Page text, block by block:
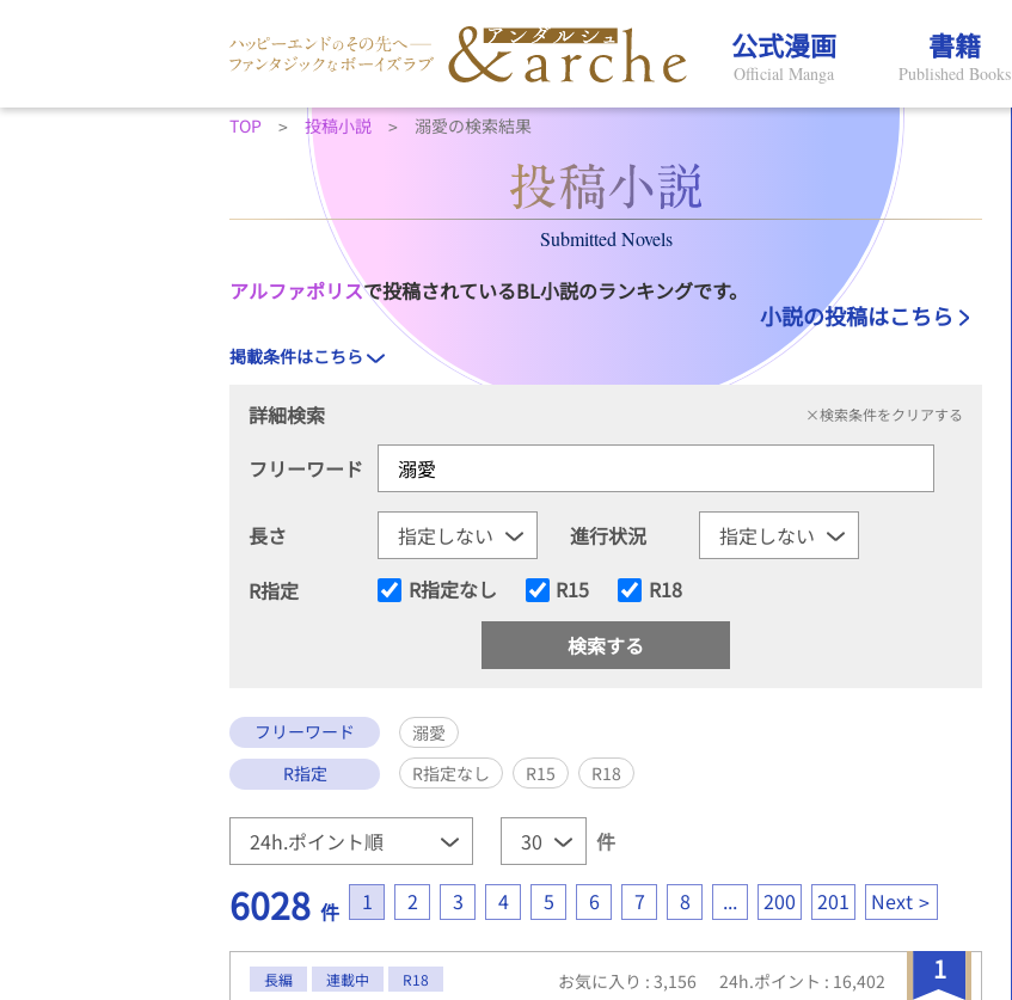
公式漫画
Official Manga
書籍
Published Books
TOP 投稿小説 溺愛の検索結果
Submitted Novels
アルファポリスで投稿されているBL小説のランキングです。
小説の投稿はこちら
掲載条件はこちら
詳細検索 ×検索条件をクリアする
フリーワード
長さ
進行状況
R指定
R指定なし R15 R18
フリーワード
溺愛
R指定
R指定なし R15 R18
件
6028 件 1 2 3 4 5 6 7 8 ... 200 201 Next
1
長編 連載中 R18 お気に入り : 3,156 24h.ポイント : 16,402